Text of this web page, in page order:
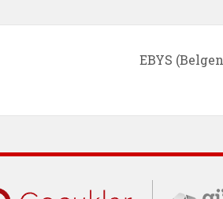
EBYS
İletişim Merkezi
Çocuklar